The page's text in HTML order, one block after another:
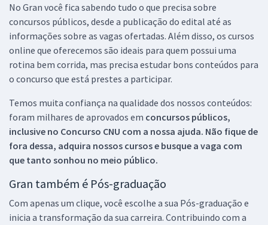
No Gran você fica sabendo tudo o que precisa sobre
concursos públicos, desde a publicação do edital até as
informações sobre as vagas ofertadas. Além disso, os cursos
online que oferecemos são ideais para quem possui uma
rotina bem corrida, mas precisa estudar bons conteúdos para
o concurso que está prestes a participar.
Temos muita confiança na qualidade dos nossos conteúdos:
foram milhares de aprovados em concursos públicos,
inclusive no Concurso CNU com a nossa ajuda. Não fique de
fora dessa, adquira nossos cursos e busque a vaga com
que tanto sonhou no meio público.
Gran também é Pós-graduação
Com apenas um clique, você escolhe a sua Pós-graduação e
inicia a transformação da sua carreira. Contribuindo com a